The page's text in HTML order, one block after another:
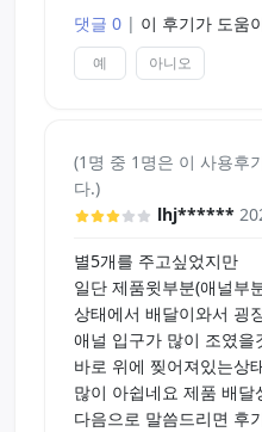
댓글 0 | 이 후기가 도움
예 아니오
(1명 중 1명은 이 사용후
다.)
lhj******
별5개를 주고싶었지만
일단 제품윗부분(애널부
상태에서 배달이와서 굉
애널 입구가 많이 조였
바로 위에 찢어져있는상
많이 아쉽네요 제품 배
다음으로 말씀드리면 후